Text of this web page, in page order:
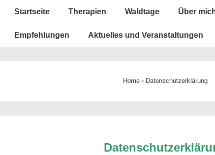
Main
Startseite Therapien Waldtage Über
Empfehlungen Aktuelles und Veranstaltungen
Home › Datenschutzerklärung